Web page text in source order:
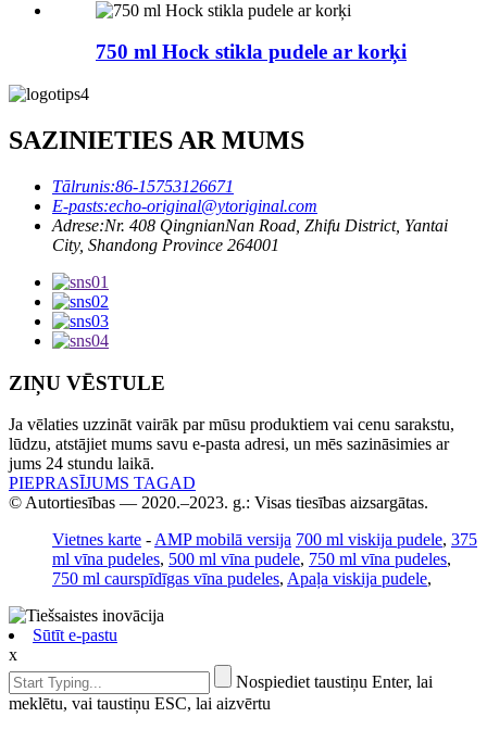
750 ml Hock stikla pudele ar korķi
SAZINIETIES AR MUMS
Tālrunis:86-15753126671
E-pasts:echo-original@ytoriginal.com
Adrese:Nr. 408 QingnianNan Road, Zhifu District, Yantai
City, Shandong Province 264001
ZIŅU VĒSTULE
Ja vēlaties uzzināt vairāk par mūsu produktiem vai cenu sarakstu,
lūdzu, atstājiet mums savu e-pasta adresi, un mēs sazināsimies ar
jums 24 stundu laikā.
PIEPRASĪJUMS TAGAD
© Autortiesības — 2020.–2023. g.: Visas tiesības aizsargātas.
Vietnes karte - AMP mobilā versija 700 ml viskija pudele, 375
ml vīna pudeles, 500 ml vīna pudele, 750 ml vīna pudeles,
750 ml caurspīdīgas vīna pudeles, Apaļa viskija pudele,
Sūtīt e-pastu
x
Nospiediet taustiņu Enter, lai
meklētu, vai taustiņu ESC, lai aizvērtu